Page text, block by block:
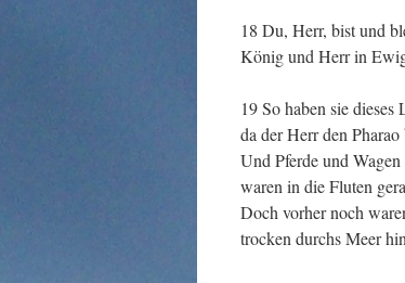
18 Du, Herr, bist und
König und Herr in
19 So haben sie dieses
da der Herr den
Und Pferde und
waren in die Fluten
Doch vorher noch
trocken durchs Meer